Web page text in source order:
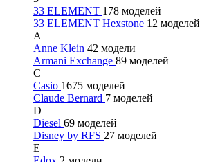
33 ELEMENT 178 моделей
33 ELEMENT Hexstone 12 моделей
A
Anne Klein 42 модели
Armani Exchange 89 моделей
C
Casio 1675 моделей
Claude Bernard 7 моделей
D
Diesel 69 моделей
Disney by RFS 27 моделей
E